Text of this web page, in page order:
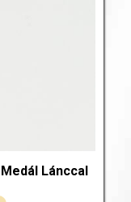
Lánccal